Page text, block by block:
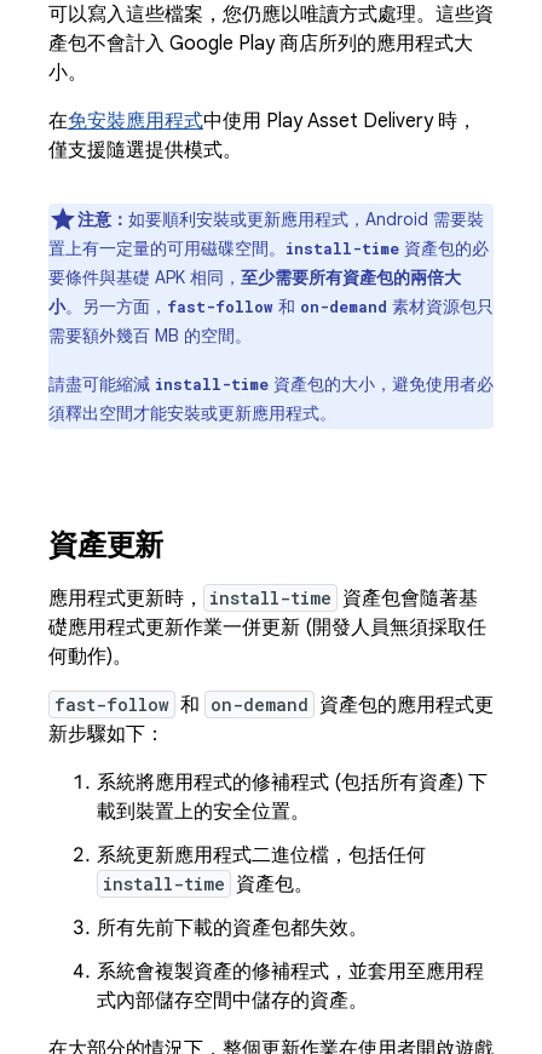
可以寫入這些檔案，您仍應以唯讀方式處理。這些資
產包不會計入 Google Play 商店所列的應用程式大
小。
在免安裝應用程式中使用 Play Asset Delivery 時，
僅支援隨選提供模式。
注意： 如要順利安裝或更新應用程式，Android 需要裝
置上有一定量的可用磁碟空間。
install-time 資產包的必
要條件與基礎 APK 相同， 至少需要所有資產包的兩倍大
小。另一方面， fast-follow 和 on-demand 素材資源包只
需要額外幾百 MB 的空間。
請盡可能縮減 install-time 資產包的大小，避免使用者必
須釋出空間才能安裝或更新應用程式。
資產更新
應用程式更新時， install-time 資產包會隨著基
礎應用程式更新作業一併更新 (開發人員無須採取任
何動作)。
fast-follow 和 on-demand 資產包的應用程式更
新步驟如下：
系統將應用程式的修補程式 (包括所有資產) 下
載到裝置上的安全位置。
系統更新應用程式二進位檔，包括任何
install-time 資產包。
所有先前下載的資產包都失效。
系統會複製資產的修補程式，並套用至應用程
式內部儲存空間中儲存的資產。
在大部分的情況下，整個更新作業在使用者開啟遊戲